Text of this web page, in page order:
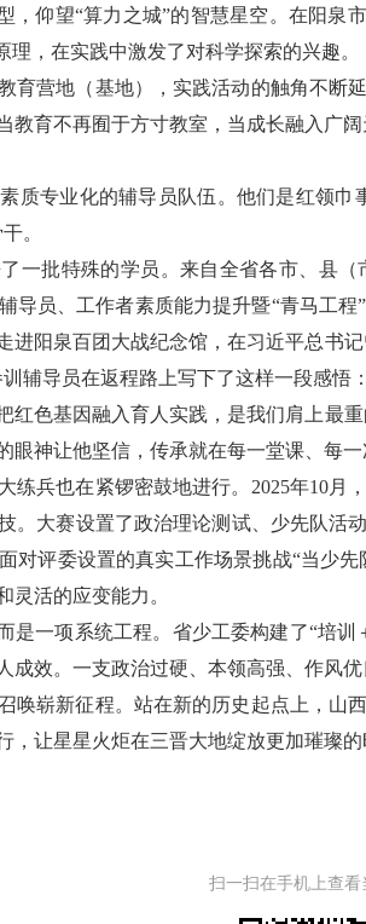
，仰望“算力之城”的智慧星空。在阳
，在实践中激发了对科学探索的兴趣。
育营地（基地），实践活动的触角不断
育不再囿于方寸教室，当成长融入广
质专业化的辅导员队伍。他们是红领
。
一批特殊的学员。来自全省各市、县
导员、工作者素质能力提升暨“青马工
进阳泉百团大战纪念馆，在习近平总书
辅导员在返程路上写下了这样一段感悟
红色基因融入育人实践，是我们肩上最
神让他坚信，传承就在每一堂课、每一
练兵也在紧锣密鼓地进行。2025年10
。大赛设置了政治理论测试、少先队
对评委设置的真实工作场景挑战“当少
灵活的应变能力。
是一项系统工程。省少工委构建了“培
成效。一支政治过硬、本领高强、作风
唤崭新征程。站在新的历史起点上，山
让星星火炬在三晋大地绽放更加璀璨的
扫一扫在手机上查看